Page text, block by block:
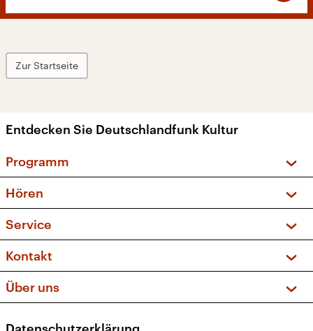
Zur Startseite
Entdecken Sie Deutschlandfunk Kultur
Programm
Sendungen und Podcasts
Musikliste
Kakadu – Das Kinderprogramm
Hören
Frequenzen (UKW + DAB+)
Service
FAQ
Apps
Newsletter
Kontakt
Social Media
Über uns